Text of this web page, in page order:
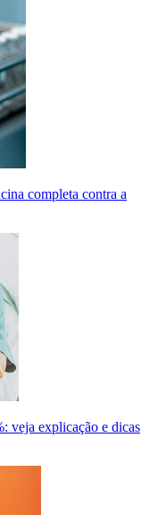
completa contra a
veja explicação e dicas